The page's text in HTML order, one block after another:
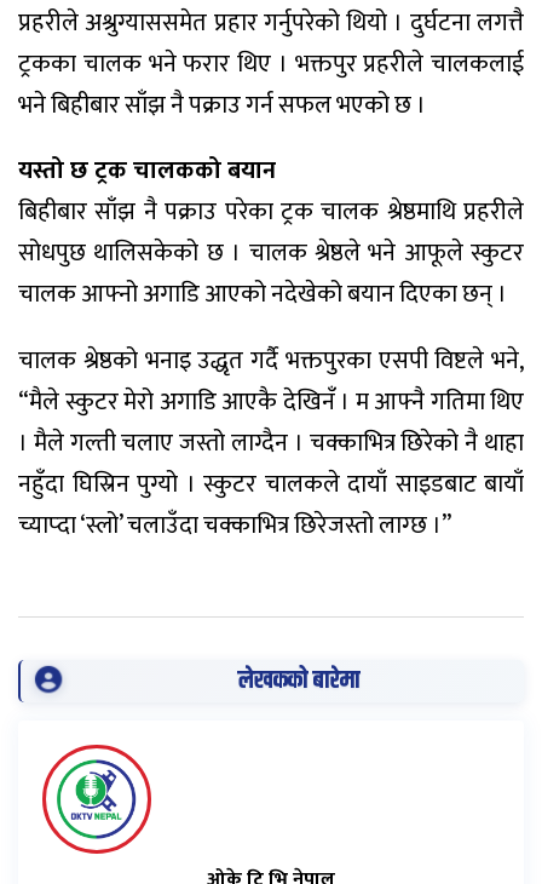
प्रहरीले अश्रुग्याससमेत प्रहार गर्नुपरेको थियो । दुर्घटना लगत्तै
ट्रकका चालक भने फरार थिए । भक्तपुर प्रहरीले चालकलाई
भने बिहीबार साँझ नै पक्राउ गर्न सफल भएको छ ।
यस्तो छ ट्रक चालकको बयान
बिहीबार साँझ नै पक्राउ परेका ट्रक चालक श्रेष्ठमाथि प्रहरीले
सोधपुछ थालिसकेको छ । चालक श्रेष्ठले भने आफूले स्कुटर
चालक आफ्नो अगाडि आएको नदेखेको बयान दिएका छन् ।
चालक श्रेष्ठको भनाइ उद्धृत गर्दै भक्तपुरका एसपी विष्टले भने,
“मैले स्कुटर मेरो अगाडि आएकै देखिनँ । म आफ्नै गतिमा थिए
। मैले गल्ती चलाए जस्तो लाग्दैन । चक्काभित्र छिरेको नै थाहा
नहुँदा घिस्रिन पुग्यो । स्कुटर चालकले दायाँ साइडबाट बायाँ
च्याप्दा ‘स्लो’ चलाउँदा चक्काभित्र छिरेजस्तो लाग्छ ।”
लेखकको बारेमा